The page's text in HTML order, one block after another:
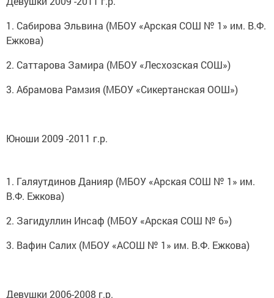
1. Сабирова Эльвина (МБОУ «Арская СОШ № 1» им. В.Ф.
Ежкова)
2. Саттарова Замира (МБОУ «Лесхозская СОШ»)
3. Абрамова Рамзия (МБОУ «Сикертанская ООШ»)
Юноши 2009 -2011 г.р.
1. Галяутдинов Данияр (МБОУ «Арская СОШ № 1» им.
В.Ф. Ежкова)
2. Загидуллин Инсаф (МБОУ «Арская СОШ № 6»)
3. Вафин Салих (МБОУ «АСОШ № 1» им. В.Ф. Ежкова)
Девушки 2006-2008 г.р.